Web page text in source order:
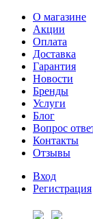
О магазине
Акции
Оплата
Доставка
Гарантия
Новости
Бренды
Услуги
Блог
Вопрос
Контакты
Отзывы
Вход
Регистрация
Для клиентов
оплату
без
График